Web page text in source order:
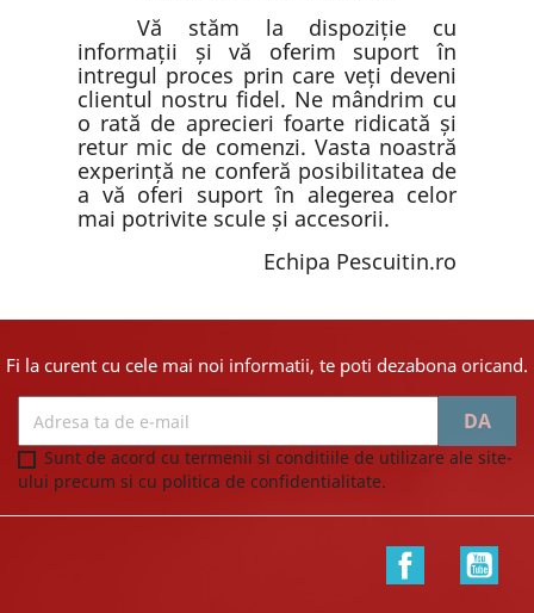
Vă stăm la dispoziție cu
informații și vă oferim suport în
intregul proces prin care veți deveni
clientul nostru fidel. Ne mândrim cu
o rată de aprecieri foarte ridicată și
retur mic de comenzi. Vasta noastră
experință ne conferă posibilitatea de
a vă oferi suport în alegerea celor
mai potrivite scule și accesorii.
Echipa Pescuitin.ro
Fi la curent cu cele mai noi informatii, te poti dezabona oricand.
Sunt de acord cu termenii si conditiile de utilizare ale site-
ului precum si cu politica de confidentialitate.
Facebook